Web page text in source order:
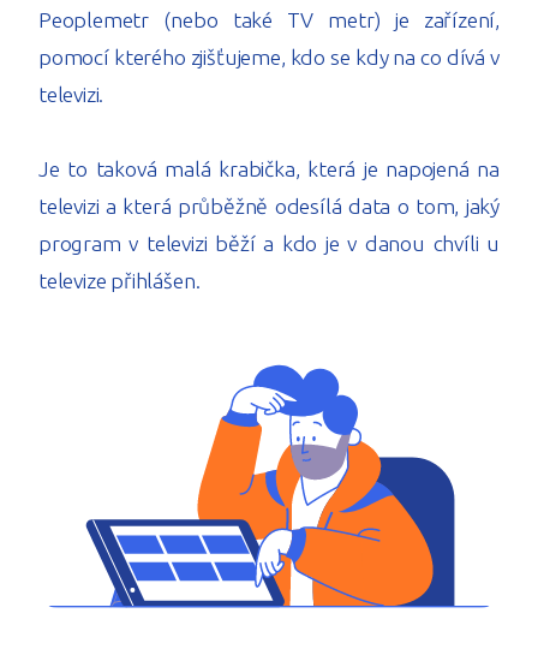
Peoplemetr (nebo také TV metr) je zařízení,
pomocí kterého zjišťujeme, kdo se kdy na co dívá v
televizi.
Je to taková malá krabička, která je napojená na
televizi a která průběžně odesílá data o tom, jaký
program v televizi běží a kdo je v danou chvíli u
televize přihlášen.